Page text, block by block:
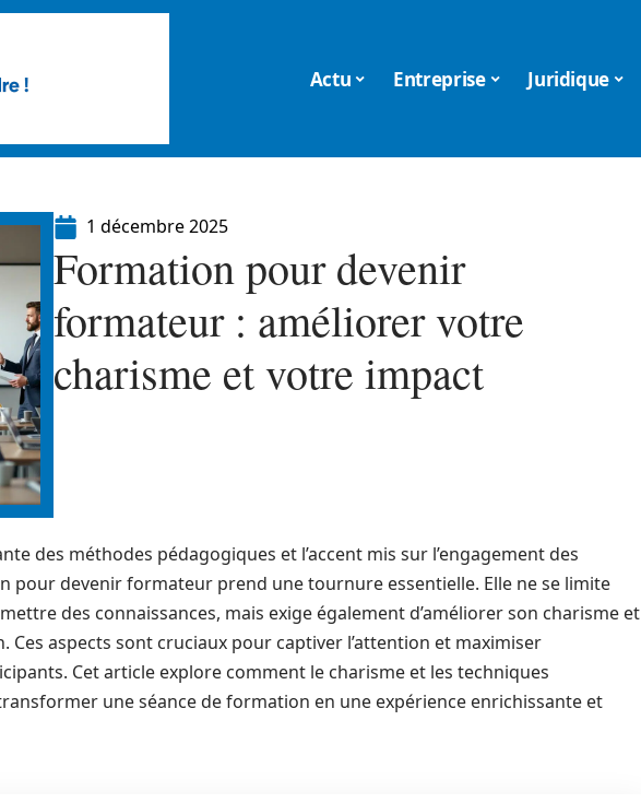
Actu Entreprise Juridique
1 décembre 2025
Formation pour devenir
formateur : améliorer votre
charisme et votre impact
des méthodes pédagogiques et l’accent mis sur l’engagement des
pour devenir formateur prend une tournure essentielle. Elle ne se limite
des connaissances, mais exige également d’améliorer son charisme et
Ces aspects sont cruciaux pour captiver l’attention et maximiser
Cet article explore comment le charisme et les techniques
une séance de formation en une expérience enrichissante et